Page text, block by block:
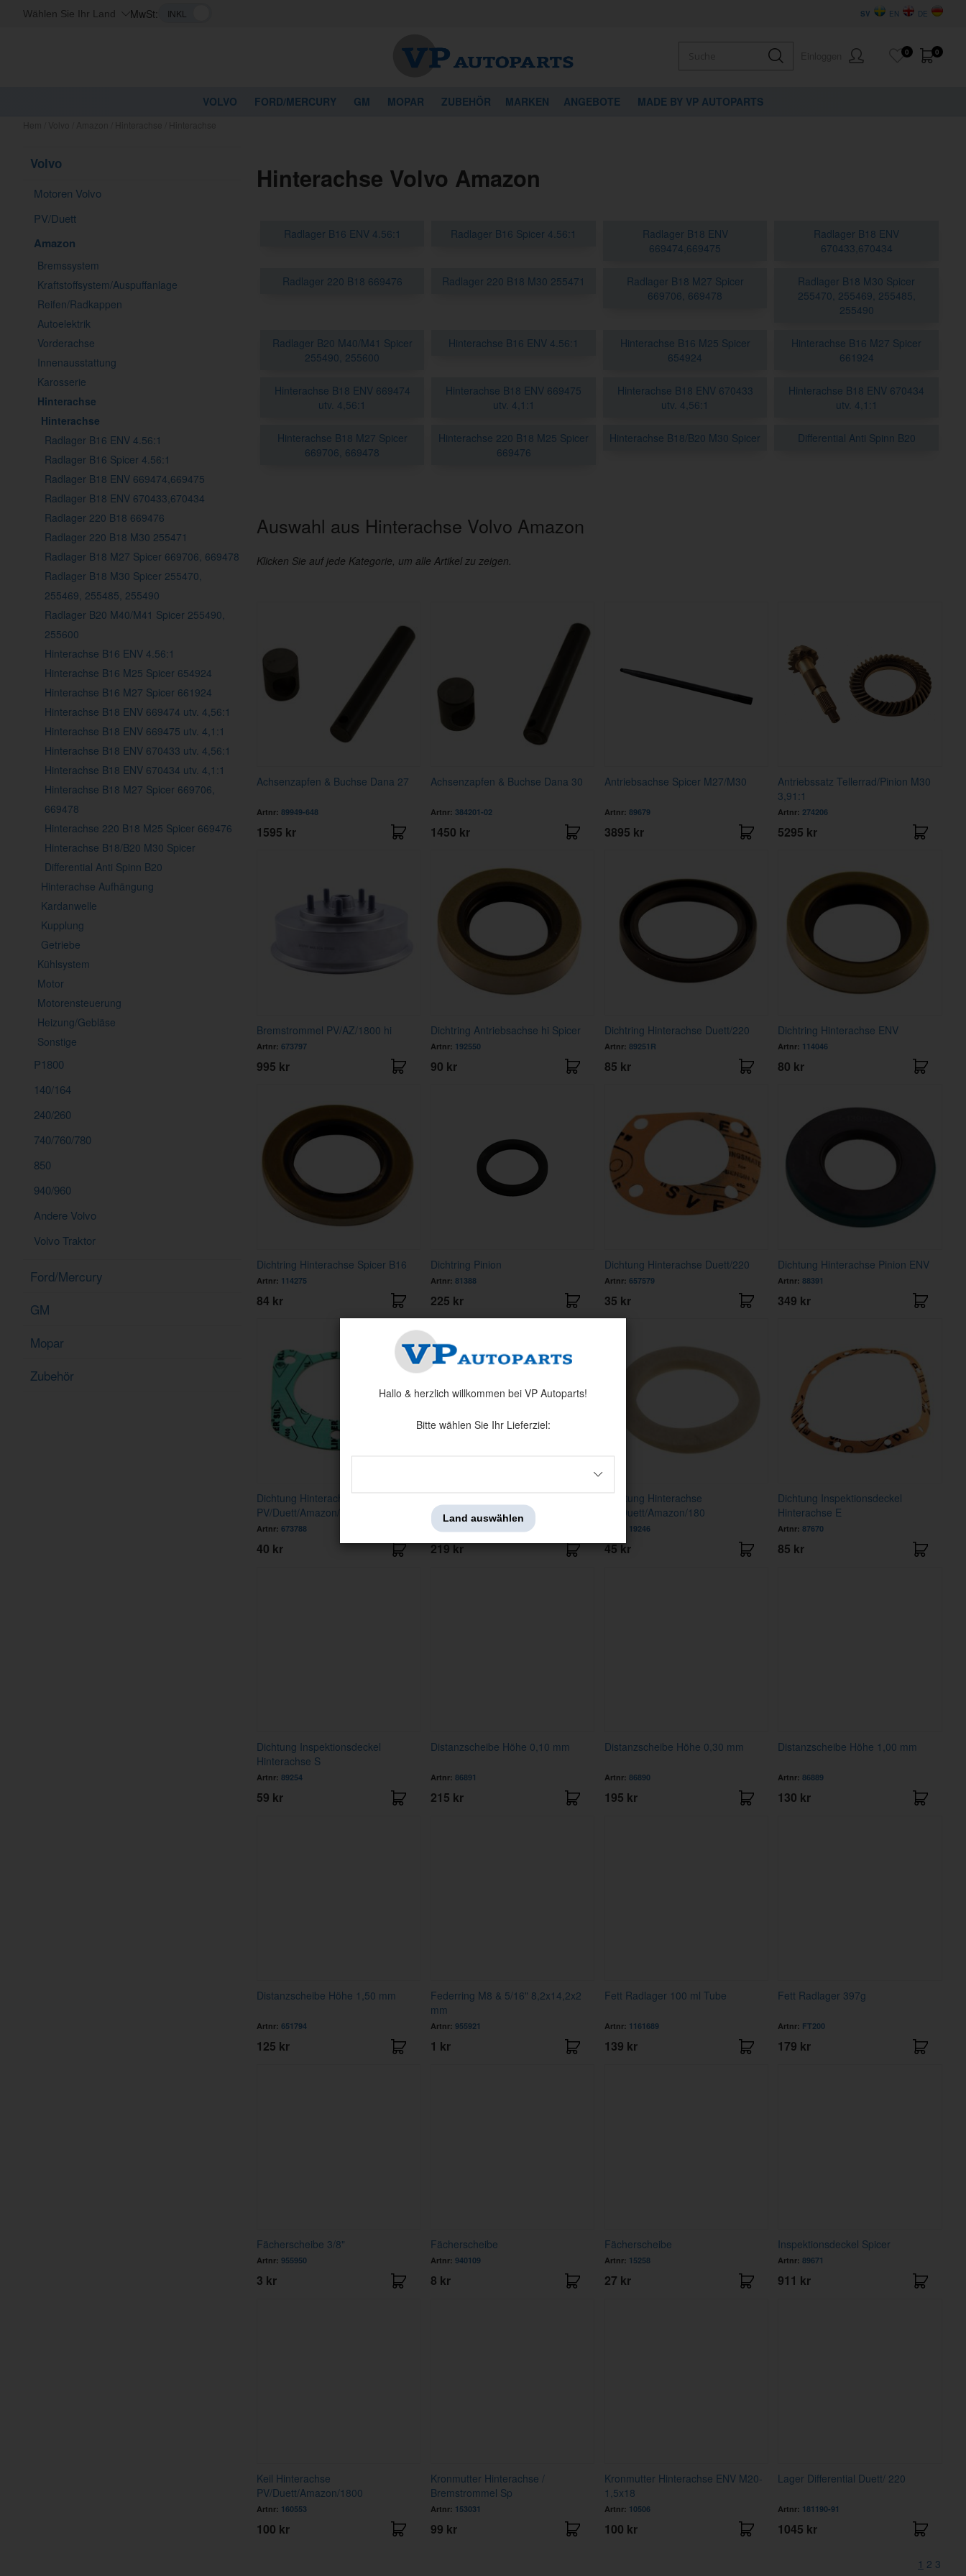
Wählen Sie Ihr Land MwSt: DE
EN
SV
0
0
VOLVO FORD/MERCURY GM MOPAR ZUBEHÖR MARKEN ANGEBOTE MADE BY VP AUTOPARTS
Volvo
Motoren Volvo
PV/Duett
Amazon
Bremssystem
Kraftstoffsystem/Auspuffanlage
Reifen/Radkappen
Autoelektrik
Vorderachse
Innenausstattung
Karosserie
Hinterachse
Hinterachse
Radlager B16 ENV 4.56:1
Radlager B16 Spicer 4.56:1
Radlager B18 ENV 669474,669475
Radlager B18 ENV 670433,670434
Radlager 220 B18 669476
Radlager 220 B18 M30 255471
Radlager B18 M27 Spicer 669706, 669478
Radlager B18 M30 Spicer 255470,
255469, 255485, 255490
Radlager B20 M40/M41 Spicer 255490,
255600
Hinterachse B16 ENV 4.56:1
Hinterachse B16 M25 Spicer 654924
Hinterachse B16 M27 Spicer 661924
Hinterachse B18 ENV 669474 utv. 4,56:1
Hinterachse B18 ENV 669475 utv. 4,1:1
Hinterachse B18 ENV 670433 utv. 4,56:1
Hinterachse B18 ENV 670434 utv. 4,1:1
Hinterachse B18 M27 Spicer 669706,
669478
Hinterachse 220 B18 M25 Spicer 669476
Hinterachse B18/B20 M30 Spicer
Differential Anti Spinn B20
Hinterachse Aufhängung
Kardanwelle
Kupplung
Getriebe
Kühlsystem
Motor
Motorensteuerung
Heizung/Gebläse
Sonstige
P1800
140/164
240/260
740/760/780
850
940/960
Andere Volvo
Volvo Traktor
Ford/Mercury
GM
Mopar
Zubehör
Hinterachse Volvo Amazon
Radlager B16 ENV 4.56:1 Radlager B16 Spicer 4.56:1
Radlager B18 ENV
669474,669475
Radlager B18 ENV
670433,670434
Radlager 220 B18 669476 Radlager 220 B18 M30 255471
Radlager B18 M27 Spicer
669706, 669478
Radlager B18 M30 Spicer
255470, 255469, 255485,
255490
Radlager B20 M40/M41 Spicer
255490, 255600
Hinterachse B16 ENV 4.56:1
Hinterachse B16 M25 Spicer
654924
Hinterachse B16 M27 Spicer
661924
Hinterachse B18 ENV 669474
utv. 4,56:1
Hinterachse B18 ENV 669475
utv. 4,1:1
Hinterachse B18 ENV 670433
utv. 4,56:1
Hinterachse B18 ENV 670434
utv. 4,1:1
Hinterachse B18 M27 Spicer
669706, 669478
Hinterachse 220 B18 M25 Spicer
669476
Hinterachse B18/B20 M30 Spicer Differential Anti Spinn B20
Auswahl aus Hinterachse Volvo Amazon
Klicken Sie auf jede Kategorie, um alle Artikel zu zeigen.
Achsenzapfen & Buchse Dana 27
Artnr: 89949-648
1595 kr
Achsenzapfen & Buchse Dana 30
Artnr: 384201-02
1450 kr
Antriebsachse Spicer M27/M30
Artnr: 89679
3895 kr
Antriebssatz Tellerrad/Pinion M30
3,91:1
Artnr: 274206
5295 kr
Bremstrommel PV/AZ/1800 hi
Artnr: 673797
995 kr
Dichtring Antriebsachse hi Spicer
Artnr: 192550
90 kr
Dichtring Hinterachse Duett/220
Artnr: 89251R
85 kr
Dichtring Hinterachse ENV
Artnr: 114046
80 kr
Dichtring Hinterachse Spicer B16
Artnr: 114275
84 kr
Dichtring Pinion
Artnr: 81388
225 kr
Dichtung Hinterachse Duett/220
Artnr: 657579
35 kr
Dichtung Hinterachse Pinion ENV
Artnr:88391
349 kr
Dichtung Hinterachse
PV/Duett/Amazon/180
Artnr: 673788
40 kr
PV/Duett/Amazon/180
Artnr:
219 kr
Dichtung Hinterachse
PV/Duett/Amazon/180
19246
45 kr
Dichtung Inspektionsdeckel
Hinterachse E
Artnr:87670
85 kr
Dichtung Inspektionsdeckel
Hinterachse S
Artnr: 89254
59 kr
Distanzscheibe Höhe 0,10 mm
Artnr: 86891
215 kr
Distanzscheibe Höhe 0,30 mm
Artnr: 86890
195 kr
Distanzscheibe Höhe 1,00 mm
Artnr:86889
130 kr
Distanzscheibe Höhe 1,50 mm
Artnr: 651794
125 kr
Federring M8 & 5/16" 8,2x14,2x2
mm
Artnr: 955921
1 kr
Fett Radlager 100 ml Tube
Artnr: 1161689
139 kr
Fett Radlager 397g
Artnr: FT200
179 kr
Fächerscheibe 3/8"
Artnr: 955950
3 kr
Fächerscheibe
Artnr: 940109
8 kr
Fächerscheibe
Artnr: 15258
27 kr
Inspektionsdeckel Spicer
Artnr:89671
911 kr
Keil Hinterachse
PV/Duett/Amazon/1800
Artnr: 160553
100 kr
Kronmutter Hinterachse /
Bremstrommel Sp
Artnr: 153031
99 kr
Kronmutter Hinterachse ENV M20-
1,5x18
Artnr: 10506
100 kr
Lager Differential Duett/ 220
Artnr: 181190-91
1045 kr
1 2 3
Hallo & herzlich willkommen bei VP Autoparts!
Bitte wählen Sie Ihr Lieferziel:
Land auswählen